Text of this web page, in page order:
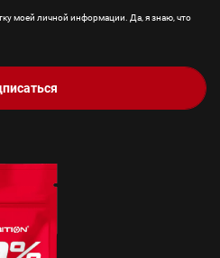
моей личной информации. Да, я знаю, что